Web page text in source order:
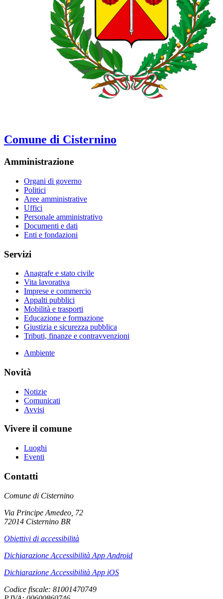
Comune di Cisternino
Amministrazione
Organi di governo
Politici
Aree amministrative
Uffici
Personale amministrativo
Documenti e dati
Enti e fondazioni
Servizi
Anagrafe e stato civile
Vita lavorativa
Imprese e commercio
Appalti pubblici
Mobilità e trasporti
Educazione e formazione
Giustizia e sicurezza pubblica
Tributi, finanze e contravvenzioni
Ambiente
Novità
Notizie
Comunicati
Avvisi
Vivere il comune
Luoghi
Eventi
Contatti
Comune di Cisternino
Via Principe Amedeo, 72
72014 Cisternino BR
Obiettivi di accessibilità
Dichiarazione Accessibilità App Android
Dichiarazione Accessibilità App iOS
Codice fiscale: 81001470749